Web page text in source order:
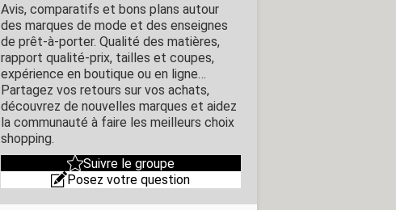
Avis, comparatifs et bons plans autour
des marques de mode et des enseignes
de prêt-à-porter. Qualité des matières,
rapport qualité-prix, tailles et coupes,
expérience en boutique ou en ligne…
Partagez vos retours sur vos achats,
découvrez de nouvelles marques et aidez
la communauté à faire les meilleurs choix
shopping.
Suivre le groupe
Posez votre question